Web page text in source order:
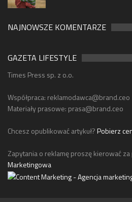
NAJNOWSZE KOMENTARZE
GAZETA LIFESTYLE
Times Press sp. z o.o.
Współpraca: reklamodawca@brand.ceo
Materiały prasowe: prasa@brand.ceo
Chcesz opublikować artykuł?Pobierz
Zapytania o reklamę proszę kierować
Marketingowa